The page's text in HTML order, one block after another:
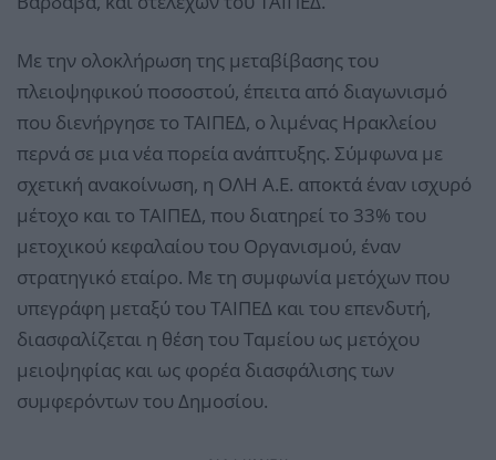
Με την ολοκλήρωση της μεταβίβασης του
πλειοψηφικού ποσοστού, έπειτα από διαγωνισμό
που διενήργησε το ΤΑΙΠΕΔ, ο λιμένας Ηρακλείου
περνά σε μια νέα πορεία ανάπτυξης. Σύμφωνα με
σχετική ανακοίνωση, η ΟΛΗ Α.Ε. αποκτά έναν ισχυρό
μέτοχο και το ΤΑΙΠΕΔ, που διατηρεί το 33% του
μετοχικού κεφαλαίου του Οργανισμού, έναν
στρατηγικό εταίρο. Με τη συμφωνία μετόχων που
υπεγράφη μεταξύ του ΤΑΙΠΕΔ και του επενδυτή,
διασφαλίζεται η θέση του Ταμείου ως μετόχου
μειοψηφίας και ως φορέα διασφάλισης των
συμφερόντων του Δημοσίου.